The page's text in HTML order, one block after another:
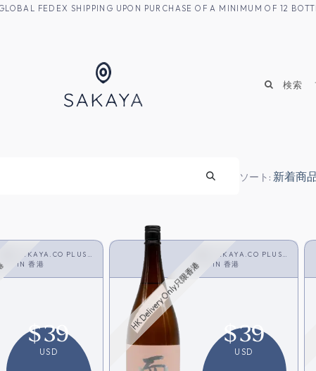
FEDEX SHIPPING UPON PURCHASE OF A MINIMUM OF 12
検索
ソート: 新着商
SAKAYA.CO PLUS
<SAKE>
IN香港
$39
USD
SAKAYA.CO PLUS
<SAKE>
IN 香港
HK Delivery Only只限香港
$39
USD